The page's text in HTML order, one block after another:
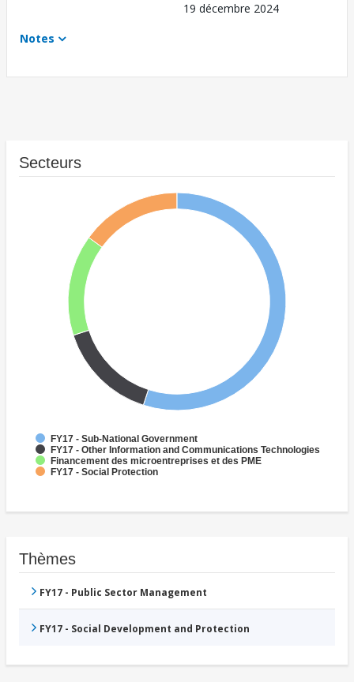
19 décembre 2024
Notes
Secteurs
FY17 - Sub-National Government
FY17 - Other Information and Communications Technologies
Financement des microentreprises et des PME
FY17 - Social Protection
Thèmes
FY17 - Public Sector Management
FY17 - Social Development and Protection